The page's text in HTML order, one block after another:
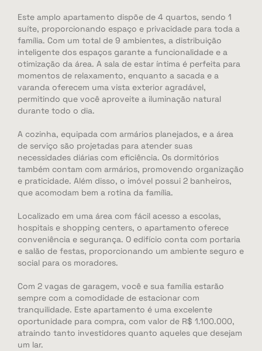
Este amplo apartamento dispõe de 4 quartos, sendo 1
suíte, proporcionando espaço e privacidade para toda a
família. Com um total de 9 ambientes, a distribuição
inteligente dos espaços garante a funcionalidade e a
otimização da área. A sala de estar íntima é perfeita para
momentos de relaxamento, enquanto a sacada e a
varanda oferecem uma vista exterior agradável,
permitindo que você aproveite a iluminação natural
durante todo o dia.
A cozinha, equipada com armários planejados, e a área
de serviço são projetadas para atender suas
necessidades diárias com eficiência. Os dormitórios
também contam com armários, promovendo organização
e praticidade. Além disso, o imóvel possui 2 banheiros,
que acomodam bem a rotina da família.
Localizado em uma área com fácil acesso a escolas,
hospitais e shopping centers, o apartamento oferece
conveniência e segurança. O edifício conta com portaria
e salão de festas, proporcionando um ambiente seguro e
social para os moradores.
Com 2 vagas de garagem, você e sua família estarão
sempre com a comodidade de estacionar com
tranquilidade. Este apartamento é uma excelente
oportunidade para compra, com valor de R$ 1.100.000,
atraindo tanto investidores quanto aqueles que desejam
um lar.